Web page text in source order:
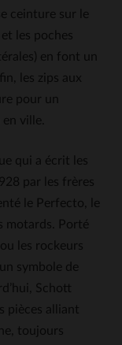
ceinture sur le
les poches
en font un
les zips aux
pour un
ville.
qui a écrit les
par les frères
le Perfecto, le
motards. Porté
les rockeurs
symbole de
Schott
pièces alliant
toujours